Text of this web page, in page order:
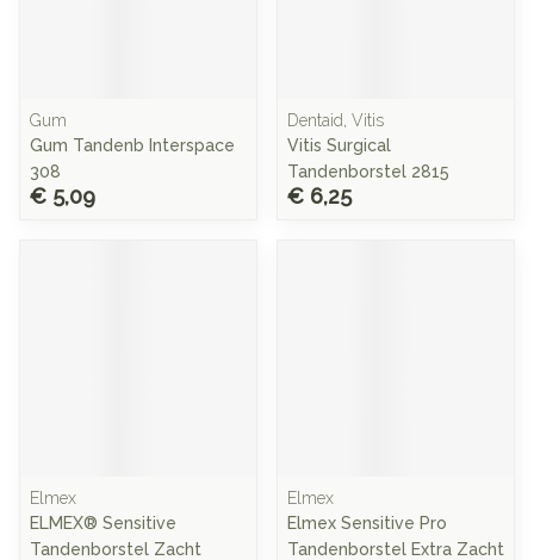
Gum
Gum Tandenb Interspace
308
€ 5,09
Dentaid, Vitis
Vitis Surgical
Tandenborstel 2815
€ 6,25
Elmex
ELMEX® Sensitive
Tandenborstel Zacht
Elmex
Elmex Sensitive Pro
Tandenborstel Extra Zacht